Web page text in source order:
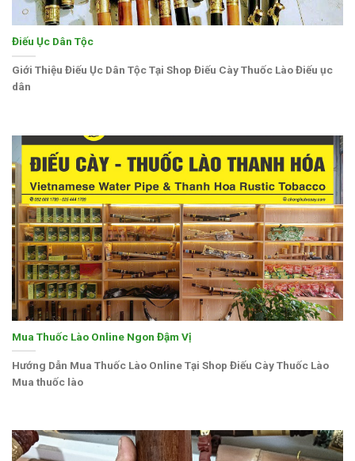
Điếu Ục Dân Tộc
Giới Thiệu Điếu Ục Dân Tộc Tại Shop Điếu Cày Thuốc Lào Điếu ục
dân
Mua Thuốc Lào Online Ngon Đậm Vị
Hướng Dẫn Mua Thuốc Lào Online Tại Shop Điếu Cày Thuốc Lào
Mua thuốc lào